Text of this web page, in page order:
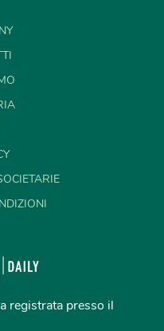
registrata presso il